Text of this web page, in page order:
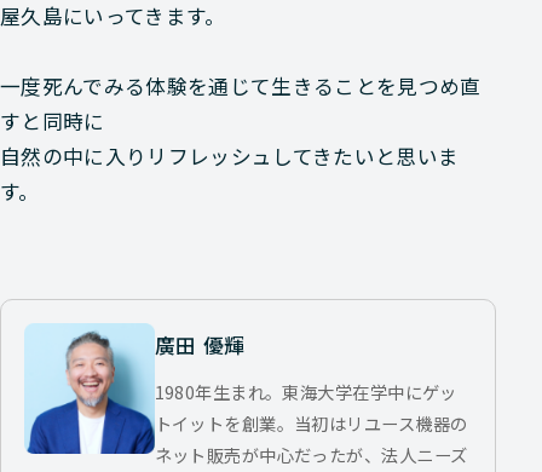
屋久島にいってきます。
一度死んでみる体験を通じて生きることを見つめ直
すと同時に
自然の中に入りリフレッシュしてきたいと思いま
す。
廣田 優輝
1980年生まれ。東海大学在学中にゲッ
トイットを創業。当初はリユース機器の
ネット販売が中心だったが、法人ニーズ